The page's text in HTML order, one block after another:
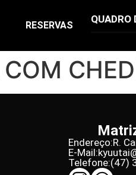
RESERVAS
QUADRO
Endereço:R.
E-Mail:
Telefone:(47)